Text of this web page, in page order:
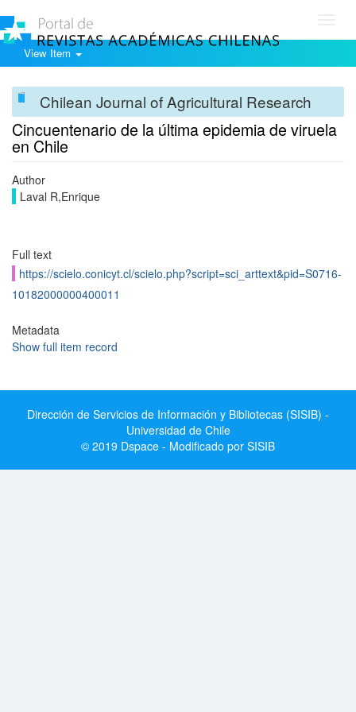
View Item
Chilean Journal of Agricultural Research
Cincuentenario de la última epidemia de viruela
en Chile
Author
Laval R,Enrique
Full text
https://scielo.conicyt.cl/scielo.php?script=sci_arttext&pid=S0716-
10182000000400011
Metadata
Show full item record
Dirección de Servicios de Información y Bibliotecas (SISIB) -
Universidad de Chile
© 2019 Dspace - Modificado por SISIB